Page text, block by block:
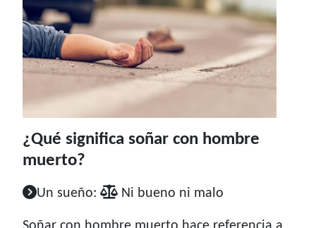
¿Qué significa soñar con hombre
muerto?
Un sueño: Ni bueno ni malo